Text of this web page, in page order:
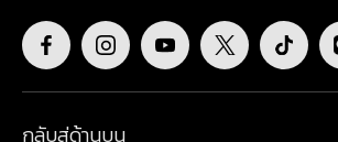
กลับสู่ด้านบน